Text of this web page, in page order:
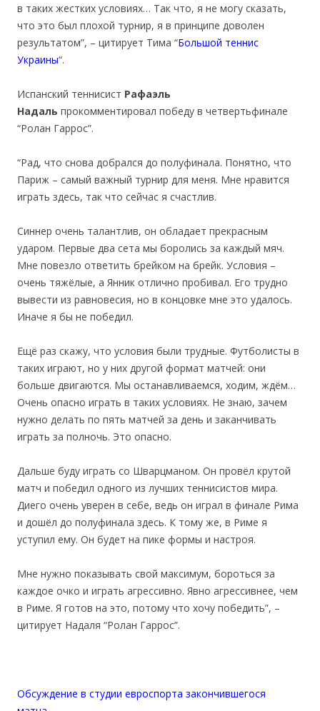
в таких жестких условиях… Так что, я не могу сказать,
что это был плохой турнир, я в принципе доволен
результатом”, – цитирует Тима “Большой теннис
Украины“.
Испанский теннисист Рафаэль
Надаль прокомментировал победу в четвертьфинале
“Ролан Гаррос”.
“Рад, что снова добрался до полуфинала. Понятно, что
Париж – самый важный турнир для меня. Мне нравится
играть здесь, так что сейчас я счастлив.
Синнер очень талантлив, он обладает прекрасным
ударом. Первые два сета мы боролись за каждый мяч.
Мне повезло ответить брейком на брейк. Условия –
очень тяжёлые, а Янник отлично пробивал. Его трудно
вывести из равновесия, но в концовке мне это удалось.
Иначе я бы не победил.
Ещё раз скажу, что условия были трудные. Футболисты в
таких играют, но у них другой формат матчей: они
больше двигаются. Мы останавливаемся, ходим, ждём…
Очень опасно играть в таких условиях. Не знаю, зачем
нужно делать по пять матчей за день и заканчивать
играть за полночь. Это опасно.
Дальше буду играть со Шварцманом. Он провёл крутой
матч и победил одного из лучших теннисистов мира.
Диего очень уверен в себе, ведь он играл в финале Рима
и дошёл до полуфинала здесь. К тому же, в Риме я
уступил ему. Он будет на пике формы и настроя.
Мне нужно показывать свой максимум, бороться за
каждое очко и играть агрессивно. Явно агрессивнее, чем
в Риме. Я готов на это, потому что хочу победить”, –
цитирует Надаля “Ролан Гаррос”.
Обсуждение в студии евроспорта закончившегося